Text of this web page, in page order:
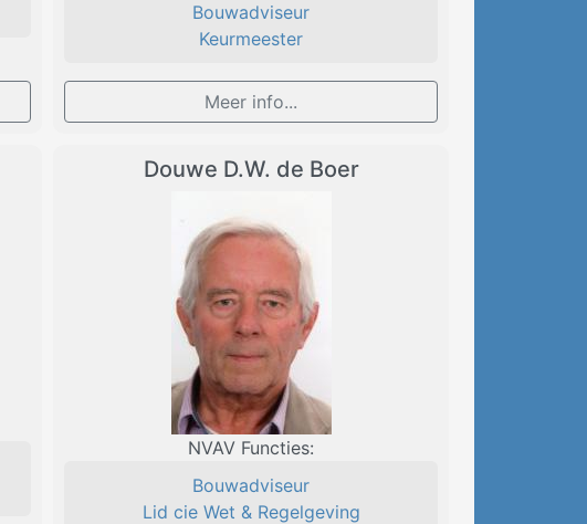
Bouwadviseur
Keurmeester
Meer info...
Douwe D.W. de Boer
NVAV Functies:
Bouwadviseur
Lid cie Wet & Regelgeving